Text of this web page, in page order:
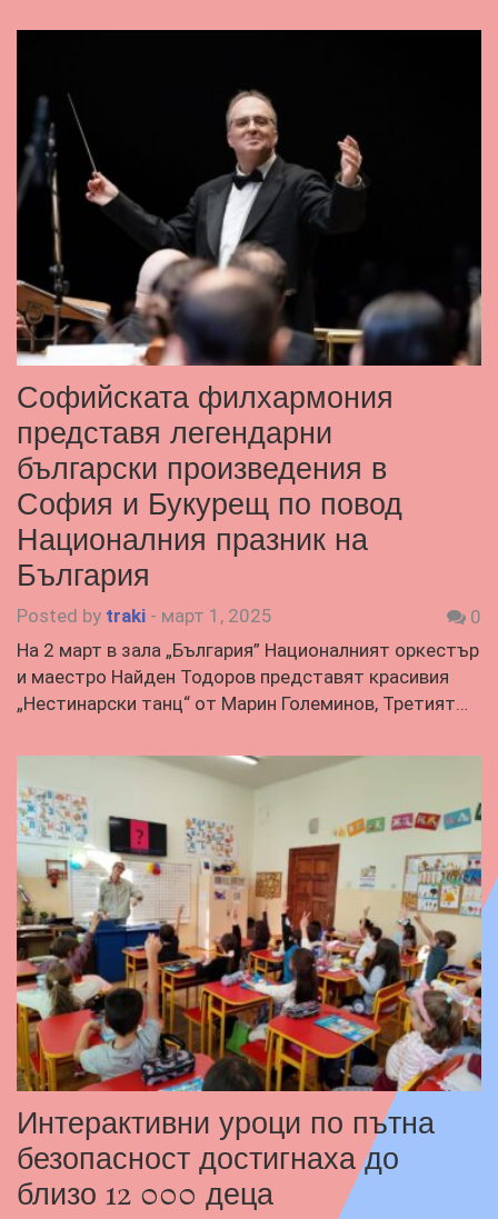
Софийската филхармония
представя легендарни
български произведения в
София и Букурещ по повод
Националния празник на
България
Posted by traki - март 1, 2025
0
На 2 март в зала „България” Националният оркестър
и маестро Найден Тодоров представят красивия
„Нестинарски танц“ от Марин Големинов, Третият…
Интерактивни уроци по пътна
безопасност достигнаха до
близо 12 000 деца